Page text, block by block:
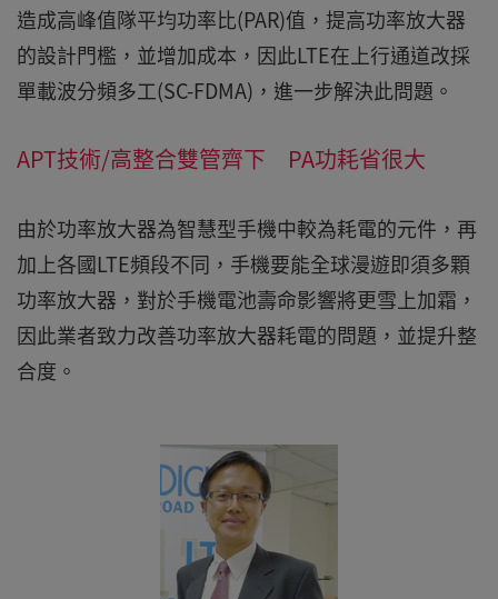
造成高峰值隊平均功率比(PAR)值，提高功率放大器
的設計門檻，並增加成本，因此LTE在上行通道改採
單載波分頻多工(SC-FDMA)，進一步解決此問題。
APT技術/高整合雙管齊下 PA功耗省很大
由於功率放大器為智慧型手機中較為耗電的元件，再
加上各國LTE頻段不同，手機要能全球漫遊即須多顆
功率放大器，對於手機電池壽命影響將更雪上加霜，
因此業者致力改善功率放大器耗電的問題，並提升整
合度。